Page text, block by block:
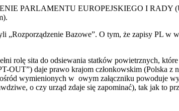
PARLAMENTU EUROPEJSKIEGO I RADY
Bazowe”. O tym, że zapisy PL w
rolę sita do odsiewania statków powietrznych,
OUT”) daje prawo krajom członkowskim (Polska z
wymienionych w owym załączniku powoduje
o czy urząd zdaje się zapominać), tak jak to